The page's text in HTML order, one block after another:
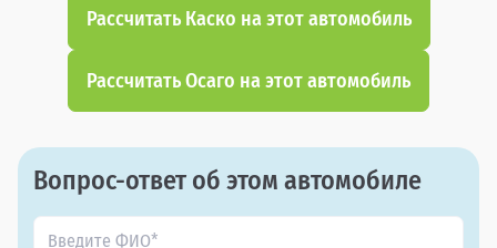
Рассчитать Каско на этот автомобиль
Рассчитать Осаго на этот автомобиль
Вопрос-ответ об этом автомобиле